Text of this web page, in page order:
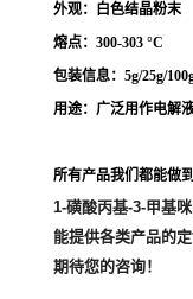
外观：白色结晶粉末
熔点： 300-303 °C
包装信息：5g/25g/
用途： 广泛用作电解
所有产品我们都能做
1-磺酸丙基-3-甲基
能提供各类产品的定
期待您的咨询！